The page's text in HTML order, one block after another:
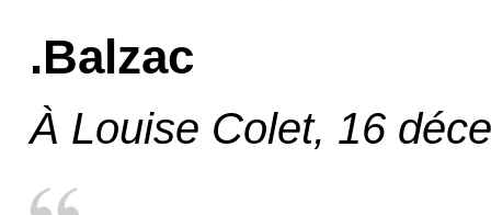
.Balzac
À Louise Colet, 16